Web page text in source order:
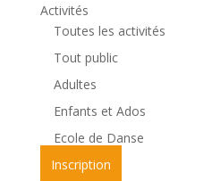
Activités
Toutes les activités
Tout public
Adultes
Enfants et Ados
Ecole de Danse
Inscription